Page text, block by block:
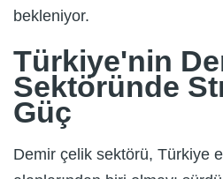
bekleniyor.
Türkiye'nin
Sektöründe
Güç
Demir çelik sektörü, Türkiye